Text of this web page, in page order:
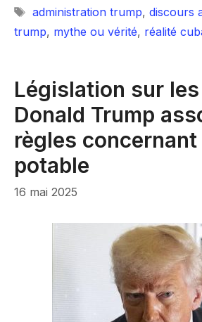
Étiquettes
administration trump, discours
trump, mythe ou vérité, réalité
Législation sur les
Donald Trump
règles concernant
potable
16 mai 2025